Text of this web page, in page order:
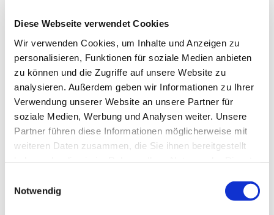
Diese Webseite verwendet Cookies
Wir verwenden Cookies, um Inhalte und Anzeigen zu
personalisieren, Funktionen für soziale Medien anbieten
zu können und die Zugriffe auf unsere Website zu
analysieren. Außerdem geben wir Informationen zu Ihrer
Verwendung unserer Website an unsere Partner für
soziale Medien, Werbung und Analysen weiter. Unsere
Partner führen diese Informationen möglicherweise mit
weiteren Daten zusammen, die Sie ihnen bereitgestellt
Notwendig